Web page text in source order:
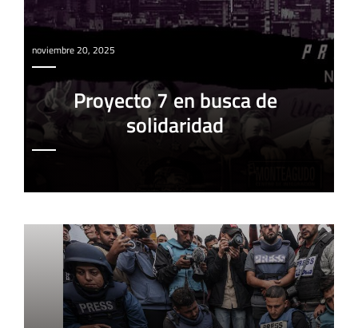
noviembre 20, 2025
Proyecto 7 en busca de
solidaridad